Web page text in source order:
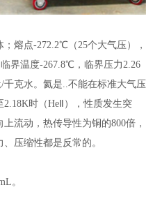
熔点-272.2℃（25个大气压），
界温度-267.8℃，临界压力2.26
千克水。氦是..不能在标准大气压
时（HeⅡ），性质发生突
流动，热传导性为铜的800倍，
压缩性都是反常的。
。